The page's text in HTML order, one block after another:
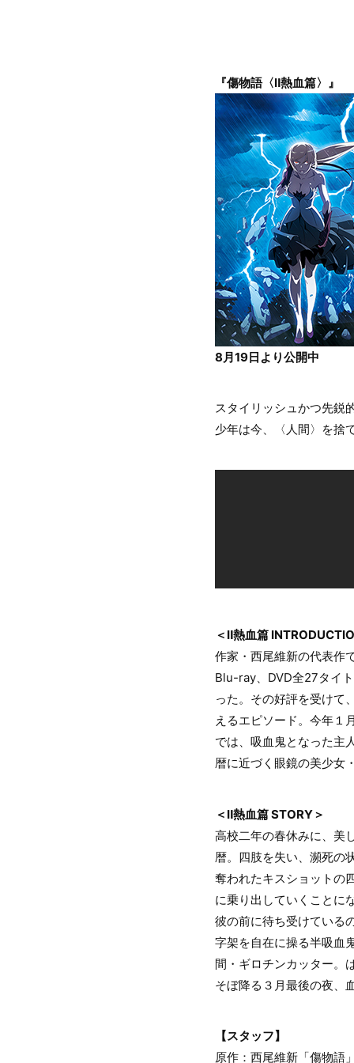
『傷物語〈Ⅱ熱血篇〉』
8月19日より公開中
スタイリッシュかつ先鋭
少年は今、〈人間〉を捨
＜Ⅱ熱血篇
作家・西尾維新の代表作
Blu-ray、DVD全27タイ
った。その好評を受けて
えるエピソード。今年１
では、吸血鬼となった主
暦に近づく眼鏡の美少女
＜Ⅱ熱血篇 STORY＞
高校二年の春休みに、美
暦。四肢を失い、瀕死の
奪われたキスショットの
に乗り出していくことに
彼の前に待ち受けている
字架を自在に操る半吸血
間・ギロチンカッター。
そぼ降る３月最後の夜
【スタッフ】
原作：西尾維新「傷物語